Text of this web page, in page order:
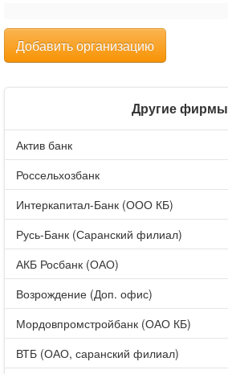
Добавить организацию
Другие фирмы
Актив банк
Россельхозбанк
Интеркапитал-Банк (ООО КБ)
Русь-Банк (Саранский филиал)
АКБ Росбанк (ОАО)
Возрождение (Доп. офис)
Мордовпромстройбанк (ОАО КБ)
ВТБ (ОАО, саранский филиал)